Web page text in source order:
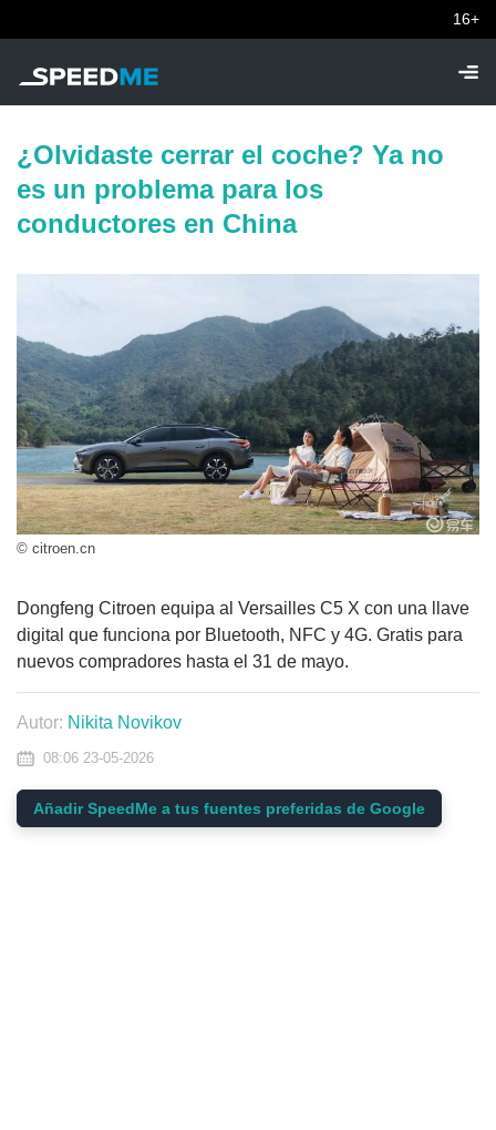
16+
¿Olvidaste cerrar el coche? Ya no
es un problema para los
conductores en China
© citroen.cn
Dongfeng Citroen equipa al Versailles C5 X con una llave
digital que funciona por Bluetooth, NFC y 4G. Gratis para
nuevos compradores hasta el 31 de mayo.
Autor: Nikita Novikov
08:06 23-05-2026
Añadir SpeedMe a tus fuentes preferidas de Google